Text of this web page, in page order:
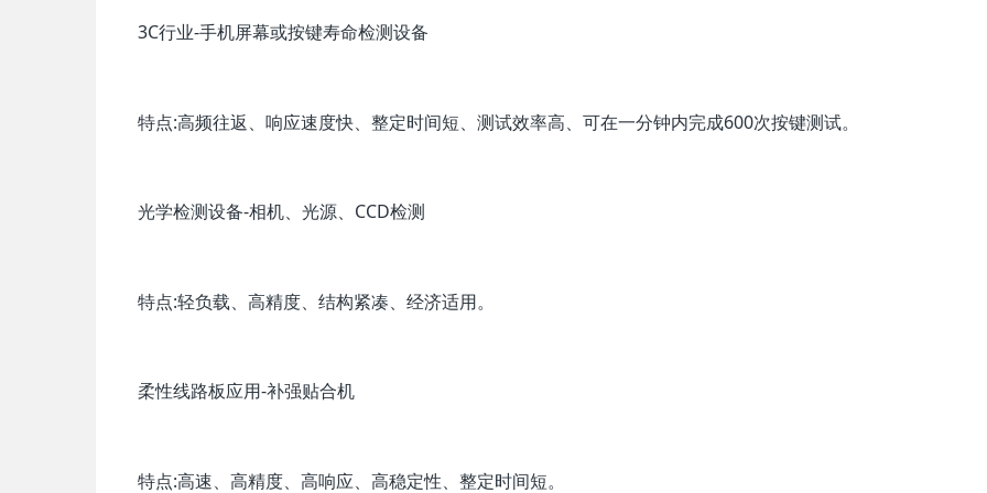
3C行业-手机屏幕或按键寿命检测设备
特点:高频往返、响应速度快、整定时间短、测试效率高、可在一分钟内完成600次按键测试。
光学检测设备-相机、光源、CCD检测
特点:轻负载、高精度、结构紧凑、经济适用。
柔性线路板应用-补强贴合机
特点:高速、高精度、高响应、高稳定性、整定时间短。